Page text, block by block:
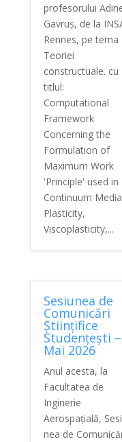
profesorului
Gavruș, de la
Rennes, pe tema
Teoriei
constructuale. cu
titlul:
Computational
Framework
Concerning the
Formulation of
Maximum Work
'Principle' used in
Continuum Media
Plasticity,
Viscoplasticity,...
Sesiunea de
Comunicări
Științifice
Studențești –
Mai 2026
Anul acesta, la
Facultatea de
Inginerie
Aerospațială,
nea de